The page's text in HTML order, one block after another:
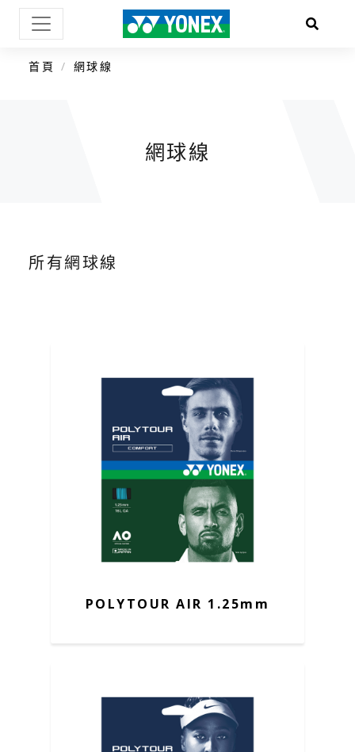
首頁 網球線
網球線
所有網球線
POLYTOUR AIR 1.25mm